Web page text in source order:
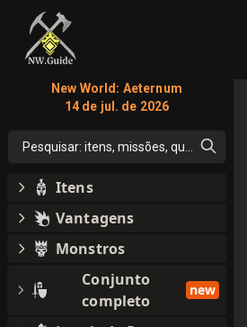
New World: Aeternum
14 de jul. de 2026
Pesquisar: itens, missões, qualquer coisa
Itens
Vantagens
Monstros
Conjunto
completo
new